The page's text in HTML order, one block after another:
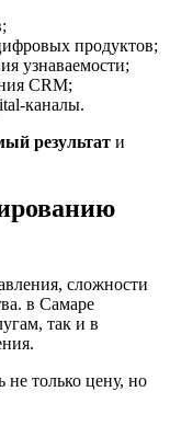
продуктов;
узнаваемости;
CRM;
каналы.
результат и
сложности
в Самаре
так и в
только цену, но